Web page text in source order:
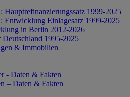
Hauptrefinanzierungssatz 1999-2025
Entwicklung Einlagesatz 1999-2025
in Berlin 2012-2026
1995-2025
& Immobilien
- Daten & Fakten
– Daten & Fakten